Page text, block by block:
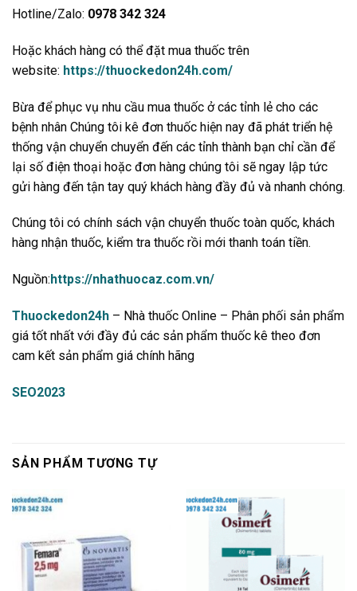
Hotline/Zalo: 0978 342 324
Hoặc khách hàng có thể đặt mua thuốc trên
website: https://thuockedon24h.com/
Bừa để phục vụ nhu cầu mua thuốc ở các tỉnh lẻ cho các
bệnh nhân Chúng tôi kê đơn thuốc hiện nay đã phát triển hệ
thống vận chuyển chuyển đến các tỉnh thành bạn chỉ cần để
lại số điện thoại hoặc đơn hàng chúng tôi sẽ ngay lập tức
gửi hàng đến tận tay quý khách hàng đầy đủ và nhanh chóng.
Chúng tôi có chính sách vận chuyển thuốc toàn quốc, khách
hàng nhận thuốc, kiểm tra thuốc rồi mới thanh toán tiền.
Nguồn: https://nhathuocaz.com.vn/
Thuockedon24h – Nhà thuốc Online – Phân phối sản phẩm
giá tốt nhất với đầy đủ các sản phẩm thuốc kê theo đơn
cam kết sản phẩm giá chính hãng
SEO2023
SẢN PHẨM TƯƠNG TỰ